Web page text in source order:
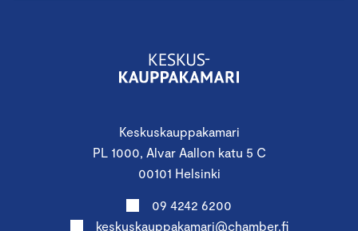
Keskuskauppakamari
PL 1000, Alvar Aallon katu 5 C
00101 Helsinki
09 4242 6200
keskuskauppakamari@chamber.fi